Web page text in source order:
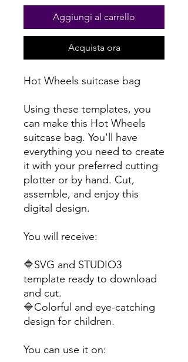
Aggiungi al carrello
Acquista ora
Hot Wheels suitcase bag
Using these templates, you
can make this Hot Wheels
suitcase bag. You'll have
everything you need to create
it with your preferred cutting
plotter or by hand. Cut,
assemble, and enjoy this
digital design.
You will receive:
🔷SVG and STUDIO3
template ready to download
and cut.
🔷Colorful and eye-catching
design for children.
You can use it on: